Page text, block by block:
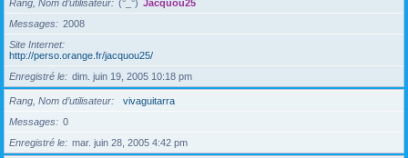
Rang, Nom d’utilisateur (°_°) Jacquou25
Messages
2008
Site Internet
http://perso.orange.fr/jacquou25/
Enregistré le
dim. juin 19, 2005 10:18 pm
Rang, Nom d’utilisateur
vivaguitarra
Messages
0
Enregistré le
mar. juin 28, 2005 4:42 pm